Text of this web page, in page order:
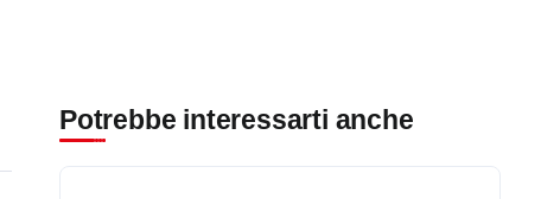
Potrebbe interessarti anche